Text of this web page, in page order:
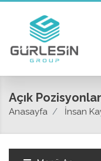
Açık Pozisyonlar
Anasayfa İnsan